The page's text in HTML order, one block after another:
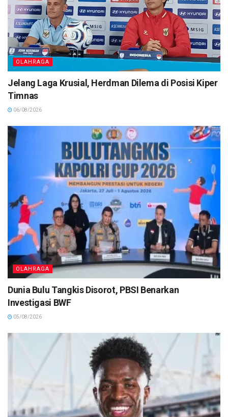
OLAHRAGA
Jelang Laga Krusial, Herdman Dilema di Posisi Kiper
Timnas
06/08/2026
OLAHRAGA
Dunia Bulu Tangkis Disorot, PBSI Benarkan
Investigasi BWF
05/08/2026